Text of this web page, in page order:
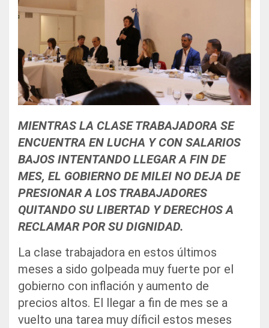
MIENTRAS LA CLASE TRABAJADORA SE
ENCUENTRA EN LUCHA Y CON SALARIOS
BAJOS INTENTANDO LLEGAR A FIN DE
MES, EL GOBIERNO DE MILEI NO DEJA DE
PRESIONAR A LOS TRABAJADORES
QUITANDO SU LIBERTAD Y DERECHOS A
RECLAMAR POR SU DIGNIDAD.
La clase trabajadora en estos últimos
meses a sido golpeada muy fuerte por el
gobierno con inflación y aumento de
precios altos. El llegar a fin de mes se a
vuelto una tarea muy díficil estos meses